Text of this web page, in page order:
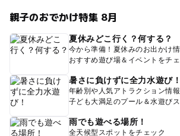
親子のおでかけ特集 8月
夏休みどこ行く？何する？
今から準備！夏休みのお出かけ
おすすめ遊び場＆イベントをチェ
暑さに負けずに全力水遊び！
年齢別や人気アトラクション情
子ども大満足のプール＆水遊びス
雨でも遊べる場所！
全天候型スポットをチェック